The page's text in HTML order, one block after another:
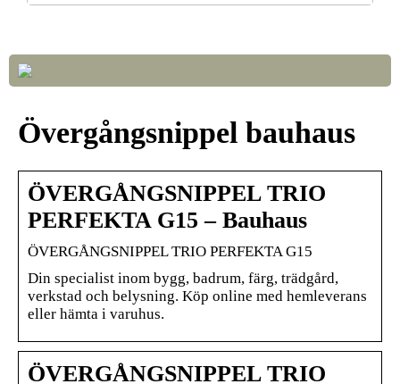
Övergångsnippel bauhaus
ÖVERGÅNGSNIPPEL TRIO
PERFEKTA G15 – Bauhaus
ÖVERGÅNGSNIPPEL TRIO PERFEKTA G15
Din specialist inom bygg, badrum, färg, trädgård,
verkstad och belysning. Köp online med hemleverans
eller hämta i varuhus.
ÖVERGÅNGSNIPPEL TRIO